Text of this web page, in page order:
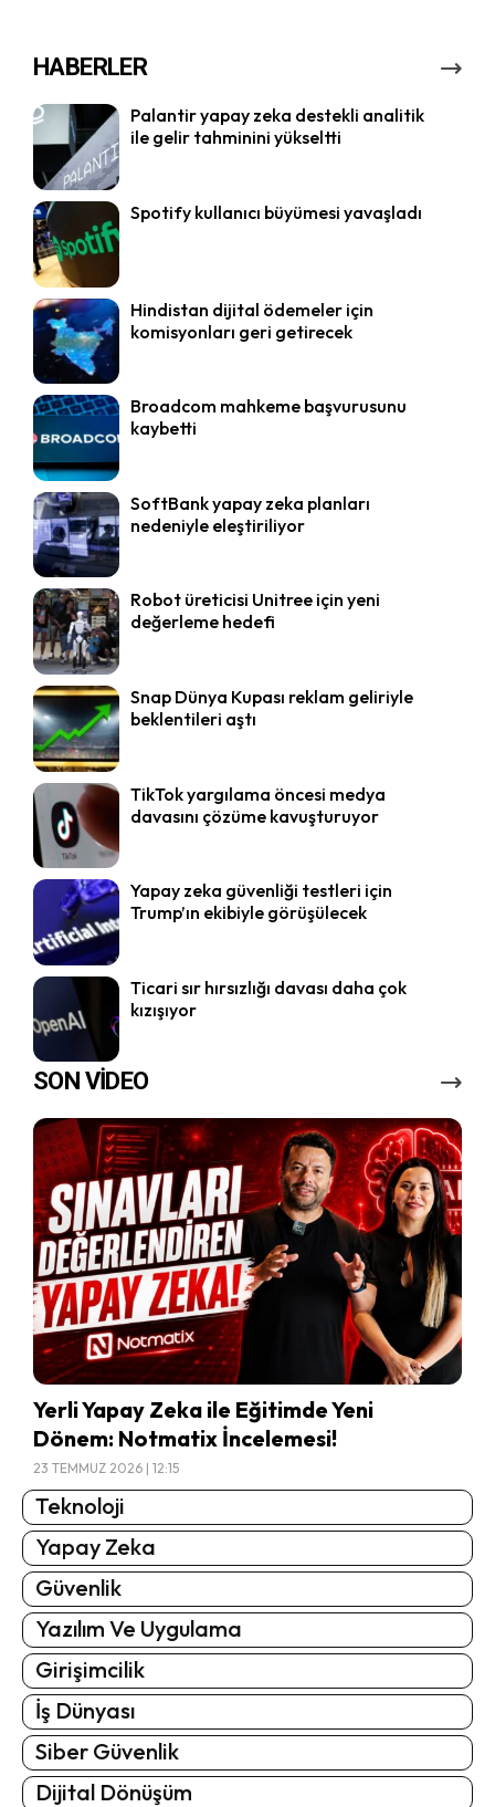
HABERLER
Palantir yapay zeka destekli analitik
ile gelir tahminini yükseltti
Spotify kullanıcı büyümesi yavaşladı
Hindistan dijital ödemeler için
komisyonları geri getirecek
Broadcom mahkeme başvurusunu
kaybetti
SoftBank yapay zeka planları
nedeniyle eleştiriliyor
Robot üreticisi Unitree için yeni
değerleme hedefi
Snap Dünya Kupası reklam geliriyle
beklentileri aştı
TikTok yargılama öncesi medya
davasını çözüme kavuşturuyor
Yapay zeka güvenliği testleri için
Trump’ın ekibiyle görüşülecek
Ticari sır hırsızlığı davası daha çok
kızışıyor
SON VİDEO
Yerli Yapay Zeka ile Eğitimde Yeni
Dönem: Notmatix İncelemesi!
23 TEMMUZ 2026 | 12:15
Teknoloji
Yapay Zeka
Güvenlik
Yazılım Ve Uygulama
Girişimcilik
İş Dünyası
Siber Güvenlik
Dijital Dönüşüm